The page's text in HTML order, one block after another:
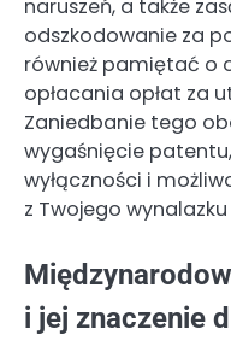
naruszeń, a także
odszkodowanie za
również pamiętać o
opłacania opłat za
Zaniedbanie tego
wygaśnięcie
wyłączności i
z Twojego
i jej znaczenie